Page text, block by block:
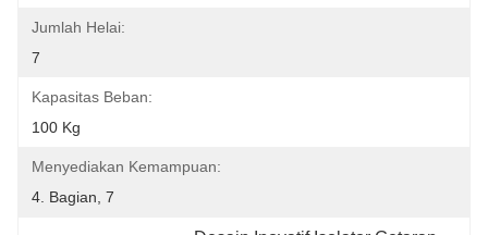
Jumlah Helai:
7
Kapasitas Beban:
100 Kg
Menyediakan Kemampuan:
4. Bagian, 7